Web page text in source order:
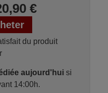
€
du produit
aujourd'huisi
14:00h.